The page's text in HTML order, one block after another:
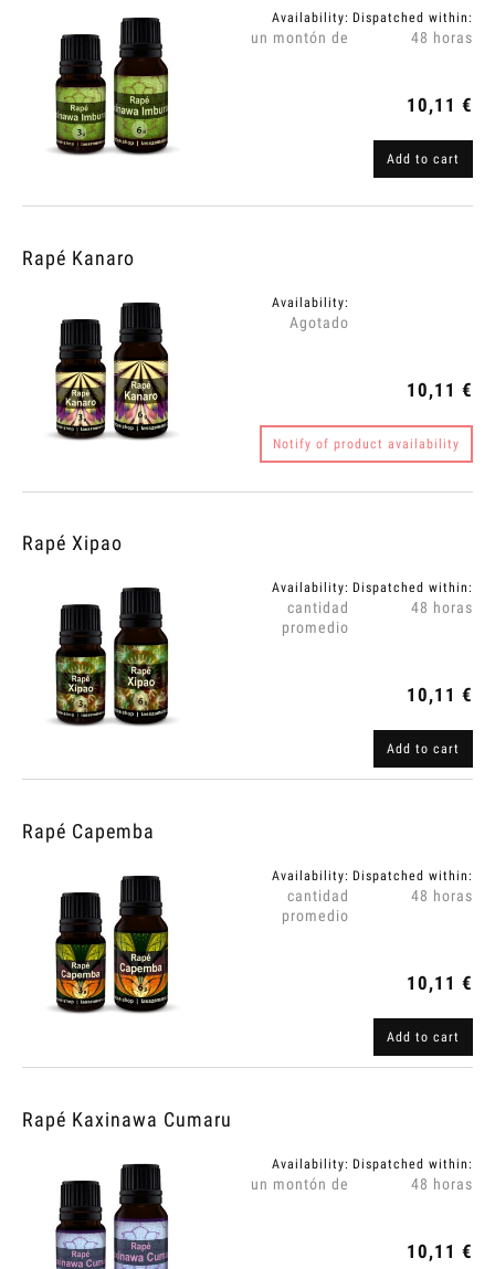
Availability:
un montón de
Dispatched within:
48 horas
10,11 €
Add to cart
Rapé Kanaro
Availability:
Agotado
10,11 €
Notify of product availability
Rapé Xipao
Availability:
cantidad
promedio
Dispatched within:
48 horas
10,11 €
Add to cart
Rapé Capemba
Availability:
cantidad
promedio
Dispatched within:
48 horas
10,11 €
Add to cart
Rapé Kaxinawa Cumaru
Availability:
un montón de
Dispatched within:
48 horas
10,11 €